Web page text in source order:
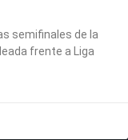
semifinales de la
frente a Liga